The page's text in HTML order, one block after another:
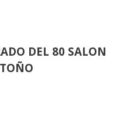
DEL 80 SALON